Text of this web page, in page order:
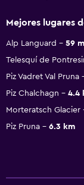
Mejores lugares
Alp Languard
59 m
Telesquí de
Piz Vadret Val Pruna
Piz Chalchagn
4.4
Morteratsch Glacier
Piz Pruna
6.3 km